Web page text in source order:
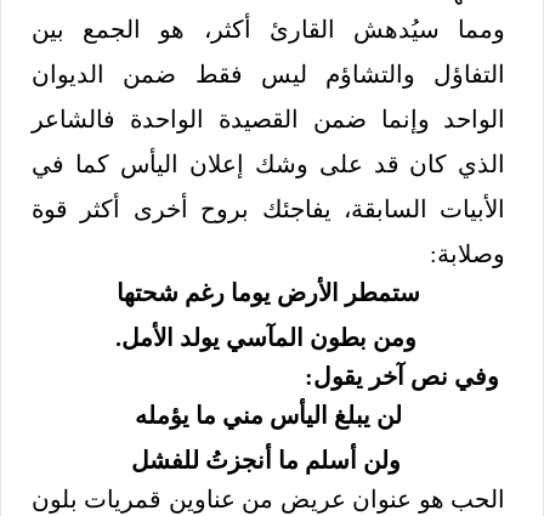
ومما سيُدهش القارئ أكثر، هو الجمع بين
التفاؤل والتشاؤم ليس فقط ضمن الديوان
الواحد وإنما ضمن القصيدة الواحدة فالشاعر
الذي كان قد على وشك إعلان اليأس كما في
الأبيات السابقة، يفاجئك بروح أخرى أكثر قوة
وصلابة:
ستمطر الأرض يوما رغم شحتها
ومن بطون المآسي يولد الأمل.
وفي نص آخر يقول:
لن يبلغ اليأس مني ما يؤمله
ولن أسلم ما أنجزتُ للفشل
الحب هو عنوان عريض من عناوين قمريات بلون